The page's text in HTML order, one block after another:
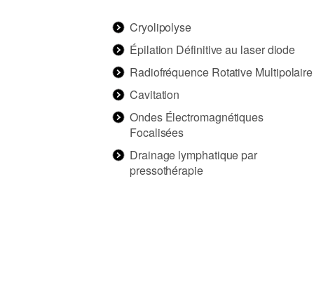
Cryolipolyse
Épilation Définitive au laser diode
Radiofréquence Rotative Multipolaire
Cavitation
Ondes Électromagnétiques
Focalisées
Drainage lymphatique par
pressothérapie